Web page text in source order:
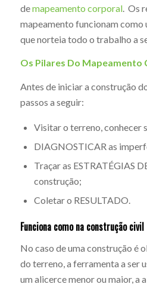
demapeamento corporal. Os
mapeamento funcionam como
que norteia todo o trabalho a
Os Pilares Do Mapeamento
Antes de iniciar a construção
passos a seguir:
Visitar o terreno, conhecer
DIAGNOSTICAR as
Traçar as ESTRATÉGIAS
construção;
Coletar o RESULTADO.
Funciona como na construção civil
No caso de uma construção é
do terreno, a ferramenta a ser
um alicerce menor ou maior, a